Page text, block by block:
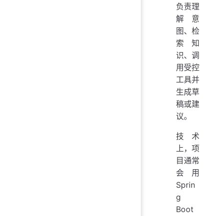
负责理
解意
图、检
索知
识、调
用受控
工具并
生成草
稿或建
议。
技术
上，项
目通常
会用
Sprin
g
Boot